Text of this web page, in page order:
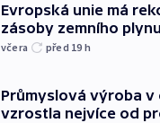
Evropská unie má
zásoby zemního plynu
včera před 19 h
Průmyslová výroba v
vzrostla nejvíce od